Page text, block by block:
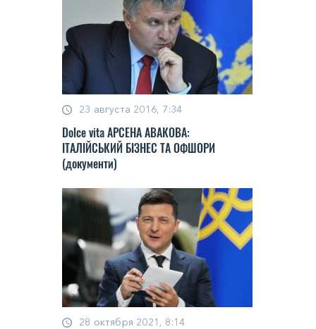
23 августа 2016, 7:34
Dolce vita АРСЕНА АВАКОВА:
ІТАЛІЙСЬКИЙ БІЗНЕС ТА ОФШОРИ
(документи)
28 октября 2021, 8:14